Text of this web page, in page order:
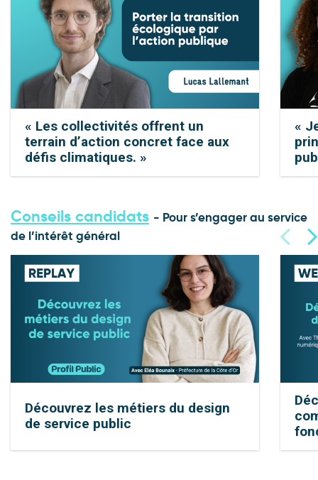
« Les collectivités offrent un
terrain d’action concret face aux
défis climatiques. »
«
Conseils candidats - Pour s’engager au service
de l’intérêt général
Découvrez les métiers du design
de service public